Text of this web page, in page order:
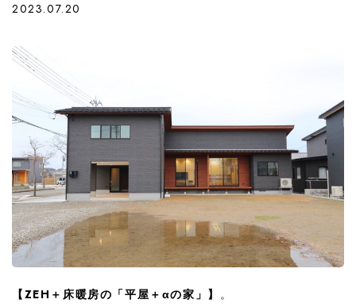
2023.07.20
【ZEH＋床暖房の「平屋＋αの家」】 。